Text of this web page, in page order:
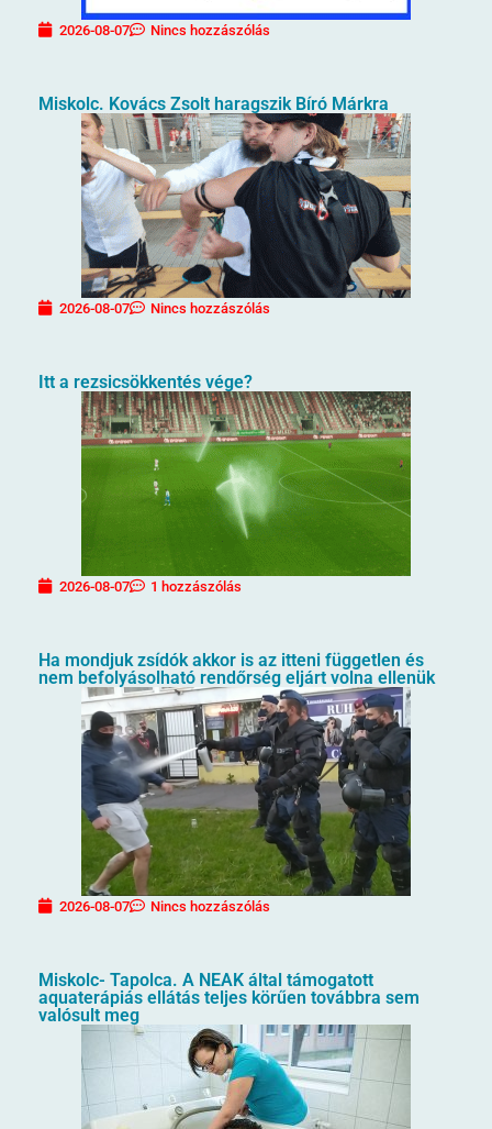
2026-08-07 Nincs hozzászólás
Miskolc. Kovács Zsolt haragszik Bíró Márkra
2026-08-07 Nincs hozzászólás
Itt a rezsicsökkentés vége?
2026-08-07 1 hozzászólás
Ha mondjuk zsídók akkor is az itteni független és
nem befolyásolható rendőrség eljárt volna ellenük
2026-08-07 Nincs hozzászólás
Miskolc- Tapolca. A NEAK által támogatott
aquaterápiás ellátás teljes körűen továbbra sem
valósult meg